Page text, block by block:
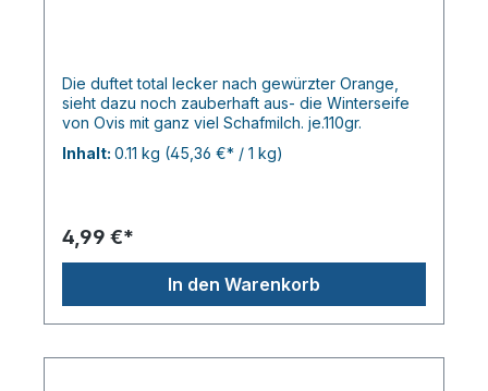
Die duftet total lecker nach gewürzter Orange,
sieht dazu noch zauberhaft aus- die Winterseife
von Ovis mit ganz viel Schafmilch. je.110gr.
Inhalt: 0.11 kg (45,36 €* / 1 kg)
4,99 €*
In den Warenkorb